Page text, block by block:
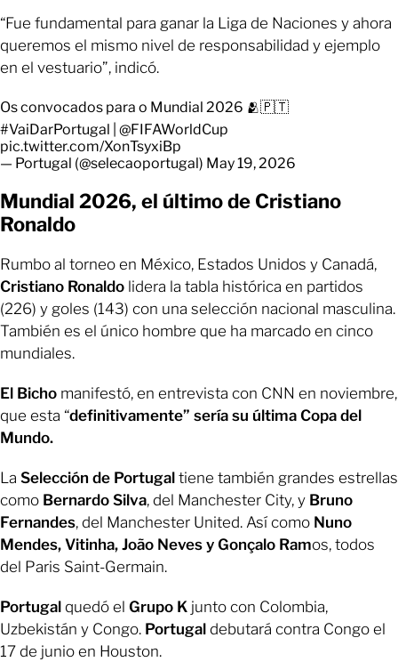
“Fue fundamental para ganar la Liga de Naciones y ahora
queremos el mismo nivel de responsabilidad y ejemplo
en el vestuario”, indicó.
Os convocados para o Mundial 2026 🫂🇵🇹
#VaiDarPortugal @FIFAWorldCup
pic.twitter.com/XonTsyxiBp
— Portugal (@selecaoportugal) May 19, 2026
Mundial 2026, el último de Cristiano
Ronaldo
Rumbo al torneo en México, Estados Unidos y Canadá,
Cristiano Ronaldo lidera la tabla histórica en partidos
(226) y goles (143) con una selección nacional masculina.
También es el único hombre que ha marcado en cinco
mundiales.
El Bicho manifestó, en entrevista con CNN en noviembre,
que esta “definitivamente” sería su última Copa del
Mundo.
La Selección de Portugal tiene también grandes estrellas
como Bernardo Silva, del Manchester City, y Bruno
Fernandes, del Manchester United. Así como Nuno
Mendes, Vitinha, João Neves y Gonçalo Ramos, todos
del Paris Saint-Germain.
Portugal quedó el Grupo K junto con Colombia,
Uzbekistán y Congo. Portugal debutará contra Congo el
17 de junio en Houston.